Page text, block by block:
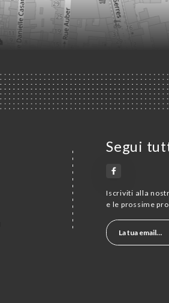
Segui
Iscriviti alla
e le prossime